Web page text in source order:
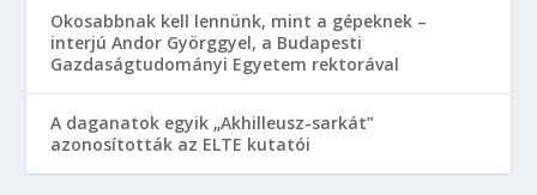
Okosabbnak kell lennünk, mint a gépeknek –
interjú Andor Györggyel, a Budapesti
Gazdaságtudományi Egyetem rektorával
A daganatok egyik „Akhilleusz-sarkát”
azonosították az ELTE kutatói